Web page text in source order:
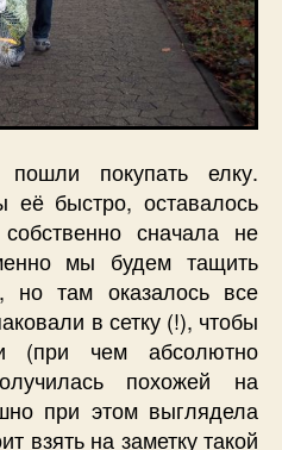
покупать елку.
быстро, оставалось
сначала не
мы будем тащить
но там оказалось все
в сетку (!), чтобы
(при чем абсолютно
похожей на
при этом выглядела
взять на заметку такой